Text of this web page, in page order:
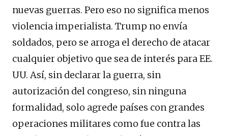
nuevas guerras. Pero eso no significa menos
violencia imperialista. Trump no envía
soldados, pero se arroga el derecho de atacar
cualquier objetivo que sea de interés para EE.
UU. Así, sin declarar la guerra, sin
autorización del congreso, sin ninguna
formalidad, solo agrede países con grandes
operaciones militares como fue contra las